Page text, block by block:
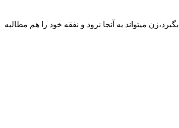
میتواند به آنجا نرود و نفقه خود را هم مطالبه